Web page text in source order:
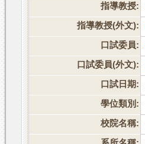
指導教授:
指導教授(外文):
口試委員:
口試委員(外文):
口試日期:
學位類別:
校院名稱: